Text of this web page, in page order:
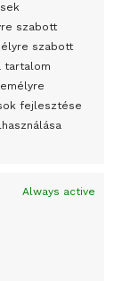
szabott
szabott
tartalom
fejlesztése
Always active
elégették.
örökségét
Meridian